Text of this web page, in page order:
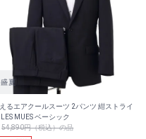
るエアクールスーツ 2パンツ 紺ストライ
LES MUES ベーシック
54,890円（税込）の品